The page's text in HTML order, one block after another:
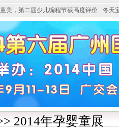
美，第二届少儿编程节获高度评价
冬天
型,毕竟母婴产品比较特殊。”
妇幼广场
2014年孕婴童展